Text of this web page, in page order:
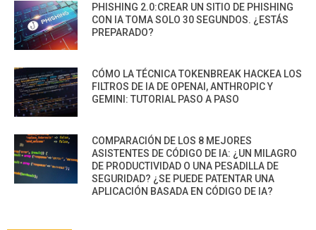
PHISHING 2.0:CREAR UN SITIO DE PHISHING
CON IA TOMA SOLO 30 SEGUNDOS. ¿ESTÁS
PREPARADO?
CÓMO LA TÉCNICA TOKENBREAK HACKEA LOS
FILTROS DE IA DE OPENAI, ANTHROPIC Y
GEMINI: TUTORIAL PASO A PASO
COMPARACIÓN DE LOS 8 MEJORES
ASISTENTES DE CÓDIGO DE IA: ¿UN MILAGRO
DE PRODUCTIVIDAD O UNA PESADILLA DE
SEGURIDAD? ¿SE PUEDE PATENTAR UNA
APLICACIÓN BASADA EN CÓDIGO DE IA?